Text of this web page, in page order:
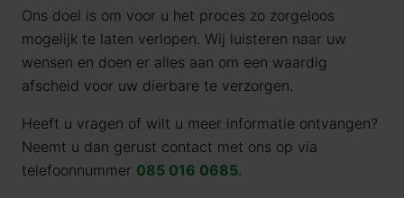
Ons doel is om voor u het proces zo zorgeloos
mogelijk te laten verlopen. Wij luisteren naar uw
wensen en doen er alles aan om een waardig
afscheid voor uw dierbare te verzorgen.
Heeft u vragen of wilt u meer informatie ontvangen?
Neemt u dan gerust contact met ons op via
telefoonnummer 085 016 0685.